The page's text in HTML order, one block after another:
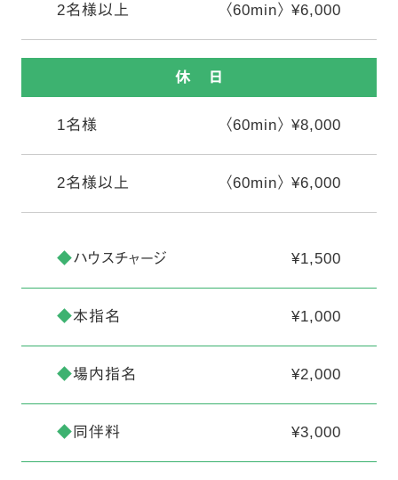
2名様以上 〈60min〉 ¥6,000
休 日
1名様 〈60min〉 ¥8,000
2名様以上 〈60min〉 ¥6,000
◆ハウスチャージ ¥1,500
◆本指名 ¥1,000
◆場内指名 ¥2,000
◆ 同伴料 ¥3,000